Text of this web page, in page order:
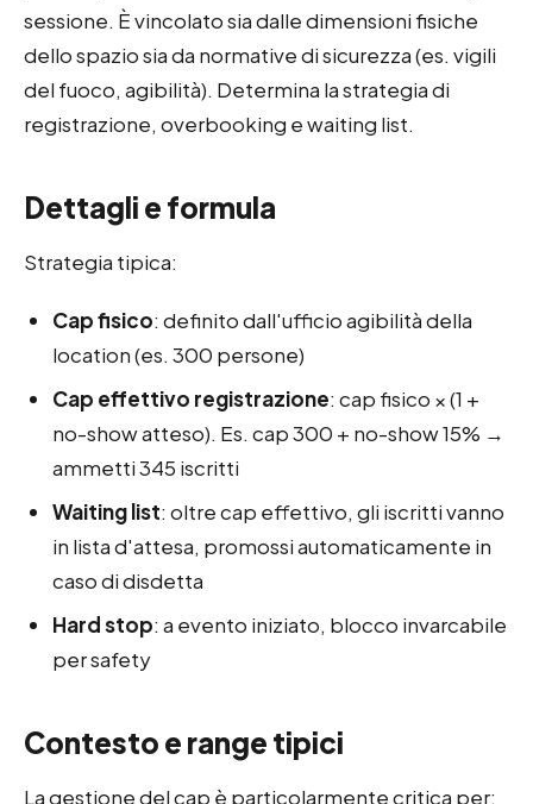
sessione. È vincolato sia dalle dimensioni fisiche
dello spazio sia da normative di sicurezza (es. vigili
del fuoco, agibilità). Determina la strategia di
registrazione, overbooking e waiting list.
Dettagli e formula
Strategia tipica:
Cap fisico: definito dall'ufficio agibilità della
location (es. 300 persone)
Cap effettivo registrazione: cap fisico × (1 +
no-show atteso). Es. cap 300 + no-show 15% →
ammetti 345 iscritti
Waiting list: oltre cap effettivo, gli iscritti vanno
in lista d'attesa, promossi automaticamente in
caso di disdetta
Hard stop: a evento iniziato, blocco invarcabile
per safety
Contesto e range tipici
La gestione del cap è particolarmente critica per: